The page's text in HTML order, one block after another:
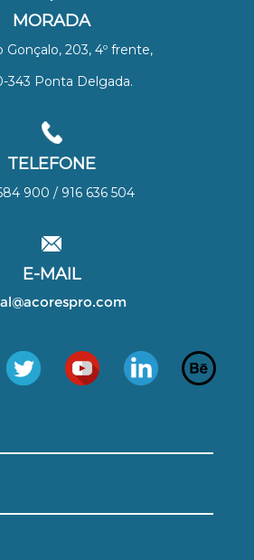
MORADA
Gonçalo, 203, 4º frente,
343 Ponta Delgada.
TELEFONE
900 / 916 636 504
E-MAIL